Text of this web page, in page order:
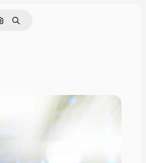
по изображению
Поиск